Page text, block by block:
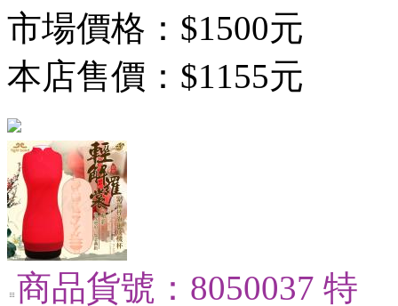
市場價格： $1500元
本店售價： $1155元
商品貨號：8050037 特